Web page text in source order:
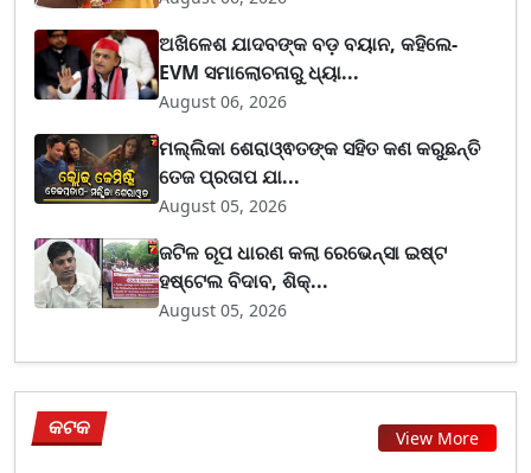
ଅଖିଳେଶ ଯାଦବଙ୍କ ବଡ଼ ବୟାନ, କହିଲେ-
EVM ସମାଲୋଚନାରୁ ଧ୍ୟା...
August 06, 2026
ମଲ୍ଲିକା ଶେରାଓ୍ଵତଙ୍କ ସହିତ କଣ କରୁଛନ୍ତି
ତେଜ ପ୍ରତାପ ଯା...
August 05, 2026
ଜଟିଳ ରୂପ ଧାରଣ କଲା ରେଭେନ୍ସା ଇଷ୍ଟ
ହଷ୍ଟେଲ ବିଦାବ, ଶିକ୍...
August 05, 2026
କଟକ View More